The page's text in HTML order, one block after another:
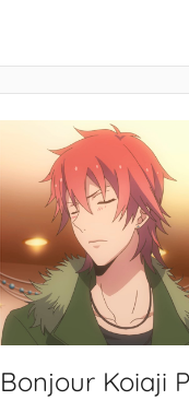
Bonjour Koiaji